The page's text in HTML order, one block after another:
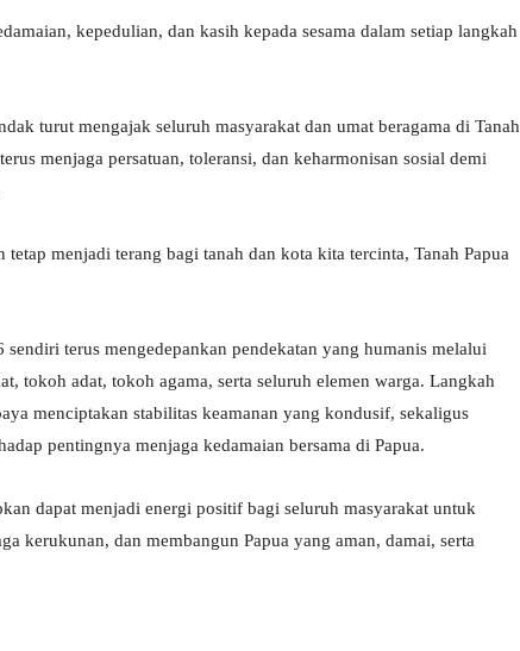
kepedulian, dan kasih kepada sesama dalam setiap langkah
turut mengajak seluruh masyarakat dan umat beragama di Tanah
menjaga persatuan, toleransi, dan keharmonisan sosial demi
menjadi terang bagi tanah dan kota kita tercinta, Tanah Papua
sendiri terus mengedepankan pendekatan yang humanis melalui
tokoh adat, tokoh agama, serta seluruh elemen warga. Langkah
menciptakan stabilitas keamanan yang kondusif, sekaligus
pentingnya menjaga kedamaian bersama di Papua.
dapat menjadi energi positif bagi seluruh masyarakat untuk
kerukunan, dan membangun Papua yang aman, damai, serta